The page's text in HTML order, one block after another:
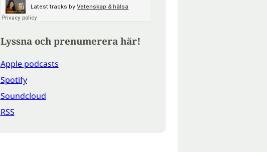
Lyssna och prenumerera här!
Apple podcasts
Spotify
Soundcloud
RSS